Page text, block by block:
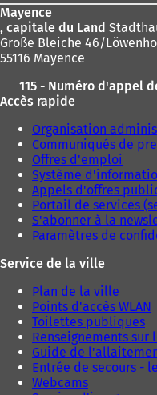
Mayence
, capitale du Land
Große Bleiche 46/
55116 Mayence
115 - Numéro d'appel
Accès rapide
Organisation
Communiqués de
Offres d'emploi
Système
Appels d'offres
Portail de services
S'abonner à la
Paramètres de
Service de la ville
Plan de la ville
Points d'accès WLAN
Toilettes publiques
Renseignements sur
Guide de
Entrée de secours -
Webcams